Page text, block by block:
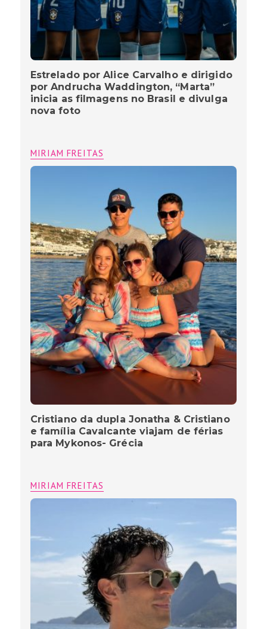
Estrelado por Alice Carvalho e dirigido
por Andrucha Waddington, “Marta”
inicia as filmagens no Brasil e divulga
nova foto
MIRIAM FREITAS
Cristiano da dupla Jonatha & Cristiano
e família Cavalcante viajam de férias
para Mykonos- Grécia
MIRIAM FREITAS